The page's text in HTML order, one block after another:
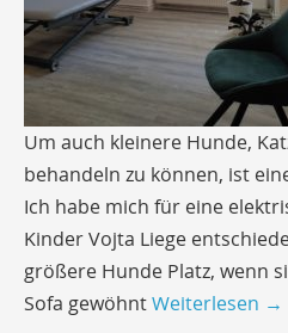
Um auch kleinere Hunde,
behandeln zu können, ist
Ich habe mich für eine
Kinder Vojta Liege
größere Hunde Platz, wenn
Sofa gewöhntWeiterlesen →